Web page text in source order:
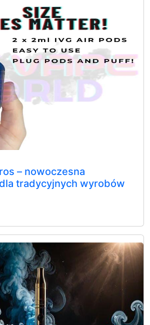
– nowoczesna
tradycyjnych wyrobów